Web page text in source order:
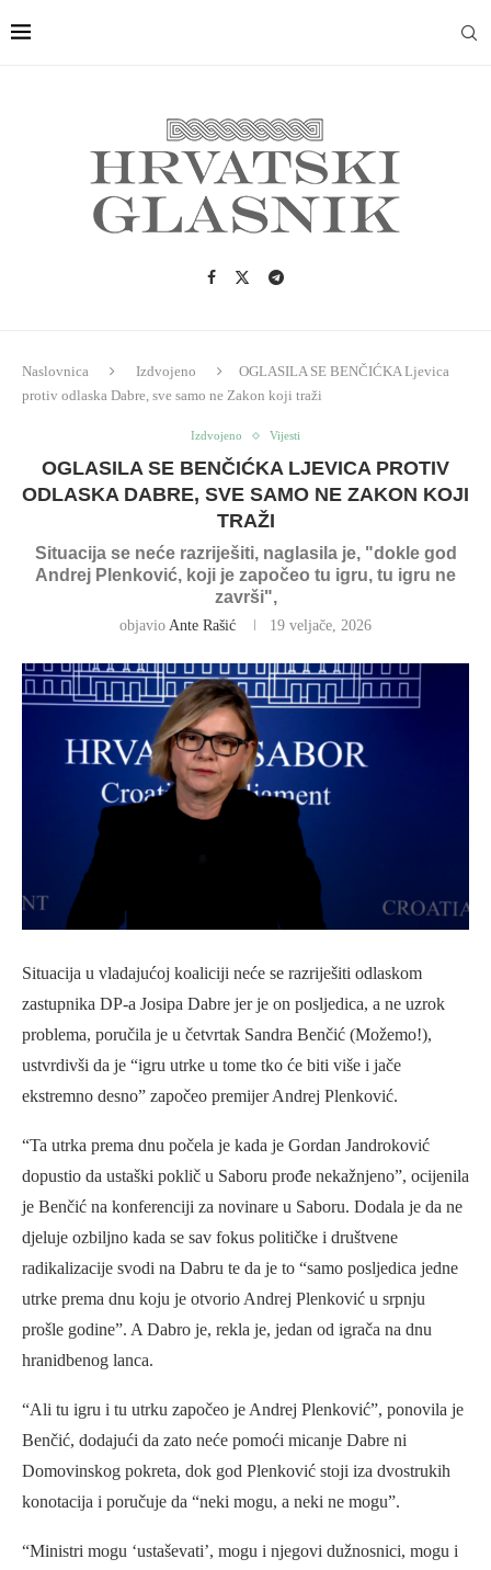
Naslovnica Izdvojeno
OGLASILA SE BENČIĆKA Ljevica
protiv odlaska Dabre, sve samo ne Zakon koji traži
Izdvojeno Vijesti
OGLASILA SE BENČIĆKA LJEVICA PROTIV
ODLASKA DABRE, SVE SAMO NE ZAKON KOJI
TRAŽI
Situacija se neće razriješiti, naglasila je, "dokle god
Andrej Plenković, koji je započeo tu igru, tu igru ne
završi",
objavio Ante Rašić 19 veljače, 2026
Situacija u vladajućoj koaliciji neće se razriješiti odlaskom
zastupnika DP-a Josipa Dabre jer je on posljedica, a ne uzrok
problema, poručila je u četvrtak Sandra Benčić (Možemo!),
ustvrdivši da je “igru utrke u tome tko će biti više i jače
ekstremno desno” započeo premijer Andrej Plenković.
“Ta utrka prema dnu počela je kada je Gordan Jandroković
dopustio da ustaški poklič u Saboru prođe nekažnjeno”, ocijenila
je Benčić na konferenciji za novinare u Saboru. Dodala je da ne
djeluje ozbiljno kada se sav fokus političke i društvene
radikalizacije svodi na Dabru te da je to “samo posljedica jedne
utrke prema dnu koju je otvorio Andrej Plenković u srpnju
prošle godine”. A Dabro je, rekla je, jedan od igrača na dnu
hranidbenog lanca.
“Ali tu igru i tu utrku započeo je Andrej Plenković”, ponovila je
Benčić, dodajući da zato neće pomoći micanje Dabre ni
Domovinskog pokreta, dok god Plenković stoji iza dvostrukih
konotacija i poručuje da “neki mogu, a neki ne mogu”.
“Ministri mogu ‘ustaševati’, mogu i njegovi dužnosnici, mogu i